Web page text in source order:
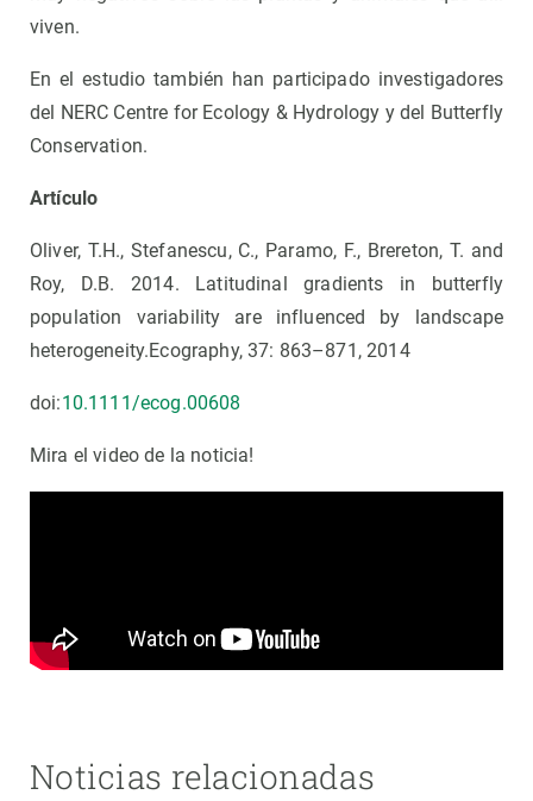
viven.
En el estudio también han participado investigadores
del NERC Centre for Ecology & Hydrology y del Butterfly
Conservation.
Artículo
Oliver, T.H., Stefanescu, C., Paramo, F., Brereton, T. and
Roy, D.B. 2014. Latitudinal gradients in butterfly
population variability are influenced by landscape
heterogeneity.Ecography, 37: 863–871, 2014
doi:10.1111/ecog.00608
Mira el video de la noticia!
Noticias relacionadas